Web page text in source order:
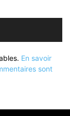
En savoir
sont